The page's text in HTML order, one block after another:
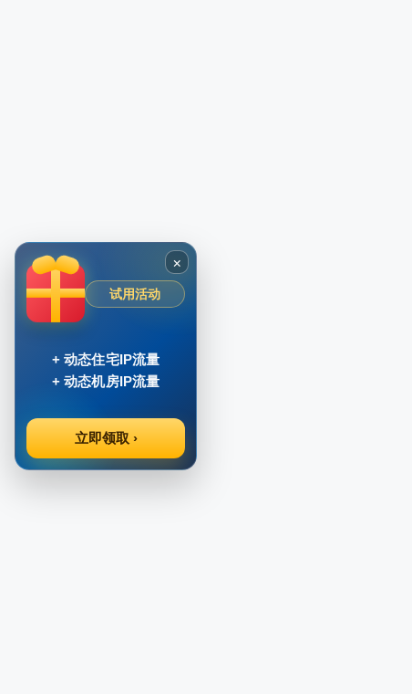
×
试用活动
+ 动态住宅IP流量
+ 动态机房IP流量
立即领取 ›